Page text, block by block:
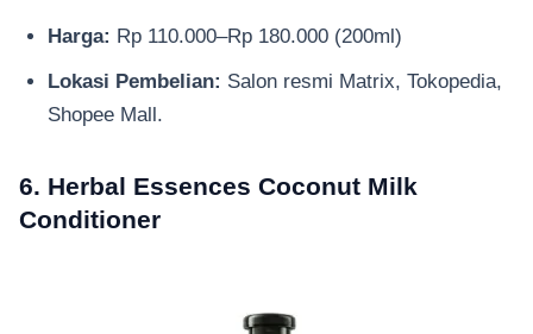
Harga: Rp 110.000–Rp 180.000 (200ml)
Lokasi Pembelian: Salon resmi Matrix, Tokopedia,
Shopee Mall.
6. Herbal Essences Coconut Milk
Conditioner